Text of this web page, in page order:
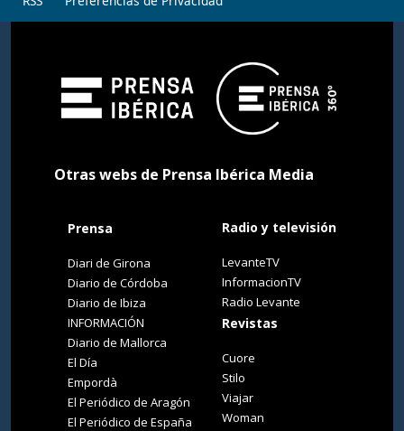
Otras webs de Prensa Ibérica Media
Prensa
Diari de Girona
Diario de Córdoba
Diario de Ibiza
INFORMACIÓN
Diario de Mallorca
El Día
Empordà
El Periódico de Aragón
El Periódico de España
Radio y televisión
LevanteTV
InformacionTV
Radio Levante
Revistas
Cuore
Stilo
Viajar
Woman